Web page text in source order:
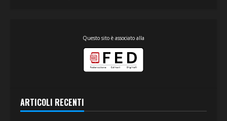
Questo sito è associato alla
ARTICOLI RECENTI